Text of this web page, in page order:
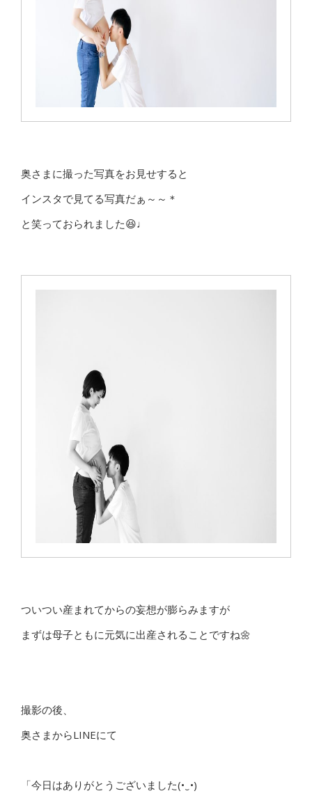
奥さまに撮った写真をお見せすると
インスタで見てる写真だぁ～～＊
と笑っておられました😆♩
ついつい産まれてからの妄想が膨らみますが
まずは母子ともに元気に出産されることですね🌼
撮影の後、
奥さまからLINEにて
「今日はありがとうございました(•‿•)